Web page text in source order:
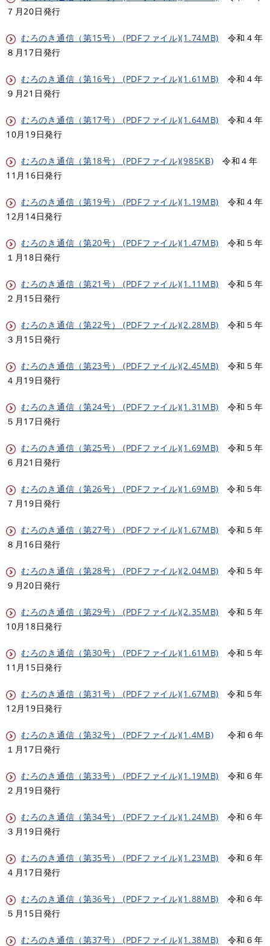
７月20日発行
むろのき通信（第15号） (PDFファイル)(1.74MB) 令和４年
８月17日発行
むろのき通信（第16号） (PDFファイル)(1.61MB) 令和４年
９月21日発行
むろのき通信（第17号） (PDFファイル)(1.64MB) 令和４年
10月19日発行
むろのき通信（第18号） (PDFファイル)(985KB) 令和４年
11月16日発行
むろのき通信（第19号） (PDFファイル)(1.19MB) 令和４年
12月14日発行
むろのき通信（第20号） (PDFファイル)(1.47MB) 令和５年
１月18日発行
むろのき通信（第21号） (PDFファイル)(1.11MB) 令和５年
２月15日発行
むろのき通信（第22号） (PDFファイル)(2.28MB) 令和５年
３月15日発行
むろのき通信（第23号） (PDFファイル)(2.45MB) 令和５年
４月19日発行
むろのき通信（第24号） (PDFファイル)(1.31MB) 令和５年
５月17日発行
むろのき通信（第25号） (PDFファイル)(1.69MB) 令和５年
６月21日発行
むろのき通信（第26号） (PDFファイル)(1.69MB) 令和５年
７月19日発行
むろのき通信（第27号） (PDFファイル)(1.67MB) 令和５年
８月16日発行
むろのき通信（第28号） (PDFファイル)(2.04MB) 令和５年
９月20日発行
むろのき通信（第29号） (PDFファイル)(2.35MB) 令和５年
10月18日発行
むろのき通信（第30号） (PDFファイル)(1.61MB) 令和５年
11月15日発行
むろのき通信（第31号） (PDFファイル)(1.67MB) 令和５年
12月19日発行
むろのき通信（第32号） (PDFファイル)(1.4MB) 令和６年
１月17日発行
むろのき通信（第33号） (PDFファイル)(1.19MB) 令和６年
２月19日発行
むろのき通信（第34号） (PDFファイル)(1.24MB) 令和６年
３月19日発行
むろのき通信（第35号） (PDFファイル)(1.23MB) 令和６年
４月17日発行
むろのき通信（第36号） (PDFファイル)(1.88MB) ​ 令和６年
５月15日発行
むろのき通信（第37号） (PDFファイル)(1.38MB) 令和６年